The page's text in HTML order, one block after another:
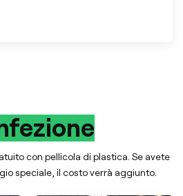
con pellicola di plastica. Se avete
speciale, il costo verrà aggiunto.